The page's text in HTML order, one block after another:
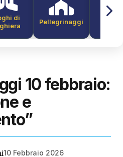
di
Pellegrinaggi
10 febbraio:
e
10 Febbraio 2026